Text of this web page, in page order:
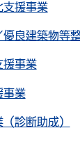
支援事業
良建築物等
援事業
事業
診断助成）